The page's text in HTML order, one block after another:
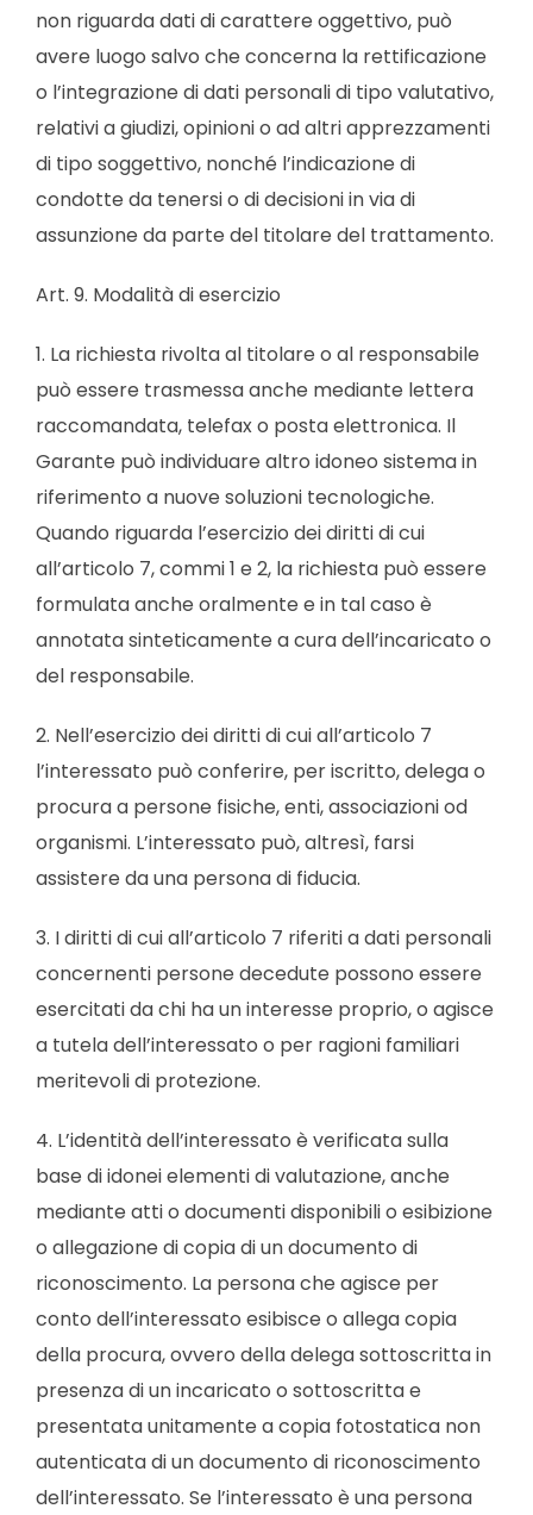
non riguarda dati di carattere oggettivo, può
avere luogo salvo che concerna la rettificazione
o l’integrazione di dati personali di tipo valutativo,
relativi a giudizi, opinioni o ad altri apprezzamenti
di tipo soggettivo, nonché l’indicazione di
condotte da tenersi o di decisioni in via di
assunzione da parte del titolare del trattamento.
Art. 9. Modalità di esercizio
1. La richiesta rivolta al titolare o al responsabile
può essere trasmessa anche mediante lettera
raccomandata, telefax o posta elettronica. Il
Garante può individuare altro idoneo sistema in
riferimento a nuove soluzioni tecnologiche.
Quando riguarda l’esercizio dei diritti di cui
all’articolo 7, commi 1 e 2, la richiesta può essere
formulata anche oralmente e in tal caso è
annotata sinteticamente a cura dell’incaricato o
del responsabile.
2. Nell’esercizio dei diritti di cui all’articolo 7
l’interessato può conferire, per iscritto, delega o
procura a persone fisiche, enti, associazioni od
organismi. L’interessato può, altresì, farsi
assistere da una persona di fiducia.
3. I diritti di cui all’articolo 7 riferiti a dati personali
concernenti persone decedute possono essere
esercitati da chi ha un interesse proprio, o agisce
a tutela dell’interessato o per ragioni familiari
meritevoli di protezione.
4. L’identità dell’interessato è verificata sulla
base di idonei elementi di valutazione, anche
mediante atti o documenti disponibili o esibizione
o allegazione di copia di un documento di
riconoscimento. La persona che agisce per
conto dell’interessato esibisce o allega copia
della procura, ovvero della delega sottoscritta in
presenza di un incaricato o sottoscritta e
presentata unitamente a copia fotostatica non
autenticata di un documento di riconoscimento
dell’interessato. Se l’interessato è una persona